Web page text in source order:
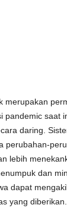
merupakan
pandemic saat
daring.
perubahan-
lebih
dan
dapat
yang